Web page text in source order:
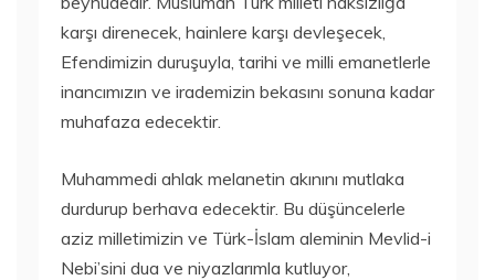
karşı direnecek, hainlere karşı devleşecek,
Efendimizin duruşuyla, tarihi ve milli emanetlerle
inancımızın ve irademizin bekasını sonuna kadar
muhafaza edecektir.
Muhammedi ahlak melanetin akınını mutlaka
durdurup berhava edecektir. Bu düşüncelerle
aziz milletimizin ve Türk-İslam aleminin Mevlid-i
Nebi’sini dua ve niyazlarımla kutluyor,